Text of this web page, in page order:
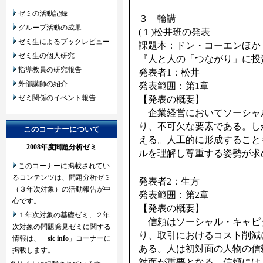
ゼミの活動記録
グループ活動の成果
ゼミ生によるブックレビュー
ゼミ生の個人研究
指導教員の研究報告
外部講師の紹介
ゼミ関係のイベント報告
このコーナーについて
2008年度問題分析ゼミ
このコーナーに掲載されてい
るコンテンツは、問題分析ゼミ
（３年次対象）の活動報告が中
心です。
１年次対象の基礎ゼミ、２年
次対象の問題発見ゼミに関する
情報は、「 sic info 」コーナーに
掲載します。
３ 輪講
(１)松井班の発表
課題本：ドン・コーエンほか
『人と人の「つながり」に
発表者1：松井
発表範囲：第1章
【発表の概要】
企業経営においてソーシャ
り、不可欠な要素である。
える。人工的に形成するこ
ルを理解し尊重する姿勢が
発表者2：生方
発表範囲：第2章
【発表の概要】
信頼はソーシャル・キャピ
り、取引におけるコスト削
ある。人は初対面の人物の